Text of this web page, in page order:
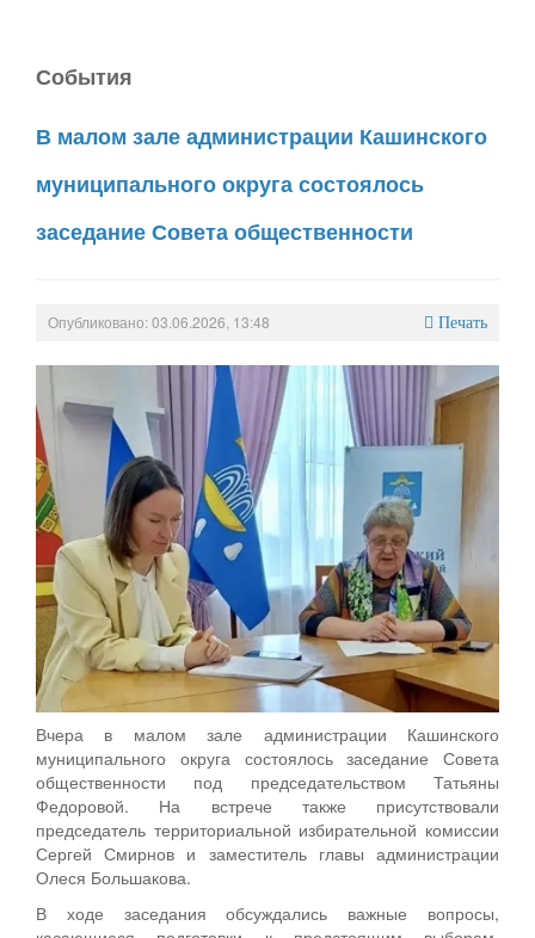
События
В малом зале администрации Кашинского
муниципального округа состоялось
заседание Совета общественности
Опубликовано: 03.06.2026, 13:48 Печать
Вчера в малом зале администрации Кашинского
муниципального округа состоялось заседание Совета
общественности под председательством Татьяны
Федоровой. На встрече также присутствовали
председатель территориальной избирательной комиссии
Сергей Смирнов и заместитель главы администрации
Олеся Большакова.
В ходе заседания обсуждались важные вопросы,